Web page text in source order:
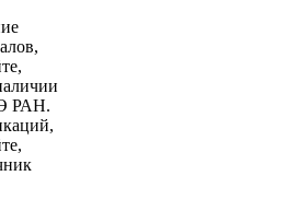
РАН.